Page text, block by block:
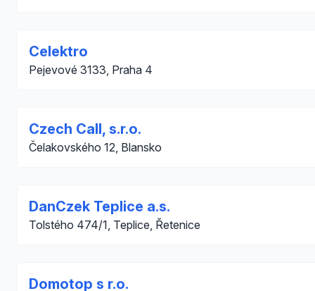
Celektro
Pejevové 3133, Praha 4
Czech Call, s.r.o.
Čelakovského 12, Blansko
DanCzek Teplice a.s.
Tolstého 474/1, Teplice, Řetenice
Domotop s r.o.